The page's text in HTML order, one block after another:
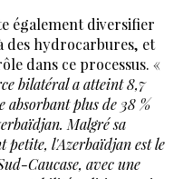
également diversifier
des hydrocarbures, et
dans ce processus. «
bilatéral a atteint 8,7
plus de 38 %
Malgré sa
l'Azerbaïdjan est le
Caucase, avec une